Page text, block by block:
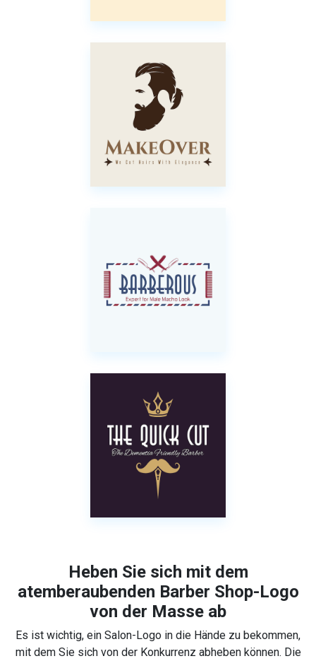
Heben Sie sich mit dem
atemberaubenden Barber Shop-Logo
von der Masse ab
Es ist wichtig, ein Salon-Logo in die Hände zu bekommen,
mit dem Sie sich von der Konkurrenz abheben können. Die